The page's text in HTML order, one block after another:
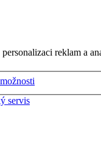
reklam a
servis